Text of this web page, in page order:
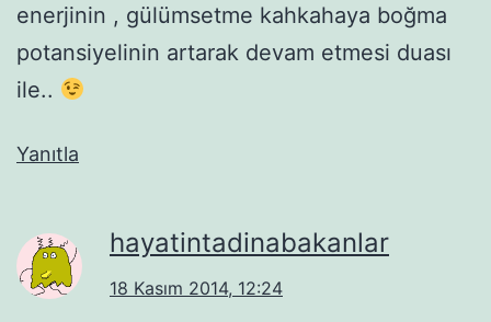
enerjinin , gülümsetme kahkahaya boğma
potansiyelinin artarak devam etmesi duası
ile..
Yanıtla
hayatintadinabakanlar
18 Kasım 2014, 12:24